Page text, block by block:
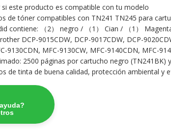
este producto es compatible con tu modelo
de tóner compatibles con TN241 TN245 para
contiene: （2） negro / （1） Cian / （1）
DCP-9015CDW, DCP-9017CDW, DCP-
9130CDN, MFC-9130CW, MFC-9140CDN, MFC-
2500 páginas por cartucho negro
de tinta de buena calidad, protección ambiental y